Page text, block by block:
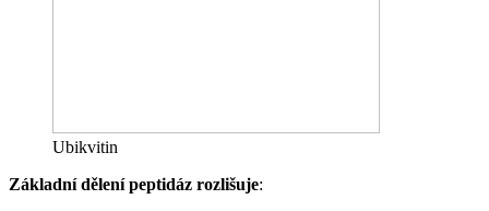
Ubikvitin
Základní dělení peptidáz rozlišuje: